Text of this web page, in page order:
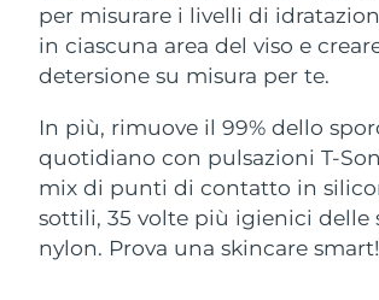
per misurare i livelli di
in ciascuna area del viso e
detersione su misura per te.
In più, rimuove il 99% dello
quotidiano con pulsazioni T-
mix di punti di contatto in
sottili, 35 volte più igienici delle
nylon. Prova una skincare smart!
LUNA™ 4 Plus
LUNA™ 4 Men
For men, anti-aging
BEAR™ 2 go
BEAR™ 2 eyes &
Microcurrent line
Idratazione
UFO™ 3 pacchetto
Deep facial hydration
UFO™ 3 LED
Near-infrared and red light
device
Igiene
Hybrid silicone sonic
issa™ 4 plus
Smart hybrid silicone
TRATTAMENTI ANTI-AGE
Anti-age
NEW
Bosnia ed
Erzegovina
Bulgaria
Canada